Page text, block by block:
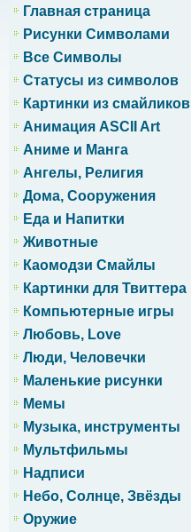
Главная страница
Рисунки Символами
Все Символы
Статусы из символов
Картинки из смайликов
Анимация ASCII Art
Аниме и Манга
Ангелы, Религия
Дома, Сооружения
Еда и Напитки
Животные
Каомодзи Смайлы
Картинки для Твиттера
Компьютерные игры
Любовь, Love
Люди, Человечки
Маленькие рисунки
Мемы
Музыка, инструменты
Мультфильмы
Надписи
Небо, Солнце, Звёзды
Оружие